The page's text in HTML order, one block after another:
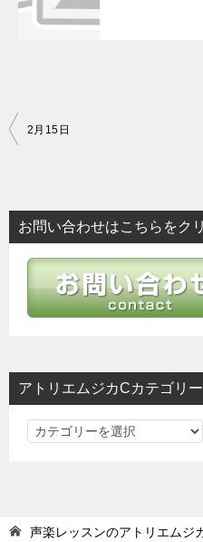
投
ビ
ゲ
2月15日
お問い合わせはこちらをク
アトリエムジカCカテゴリー
ア
声楽レッスンのアトリエムジ